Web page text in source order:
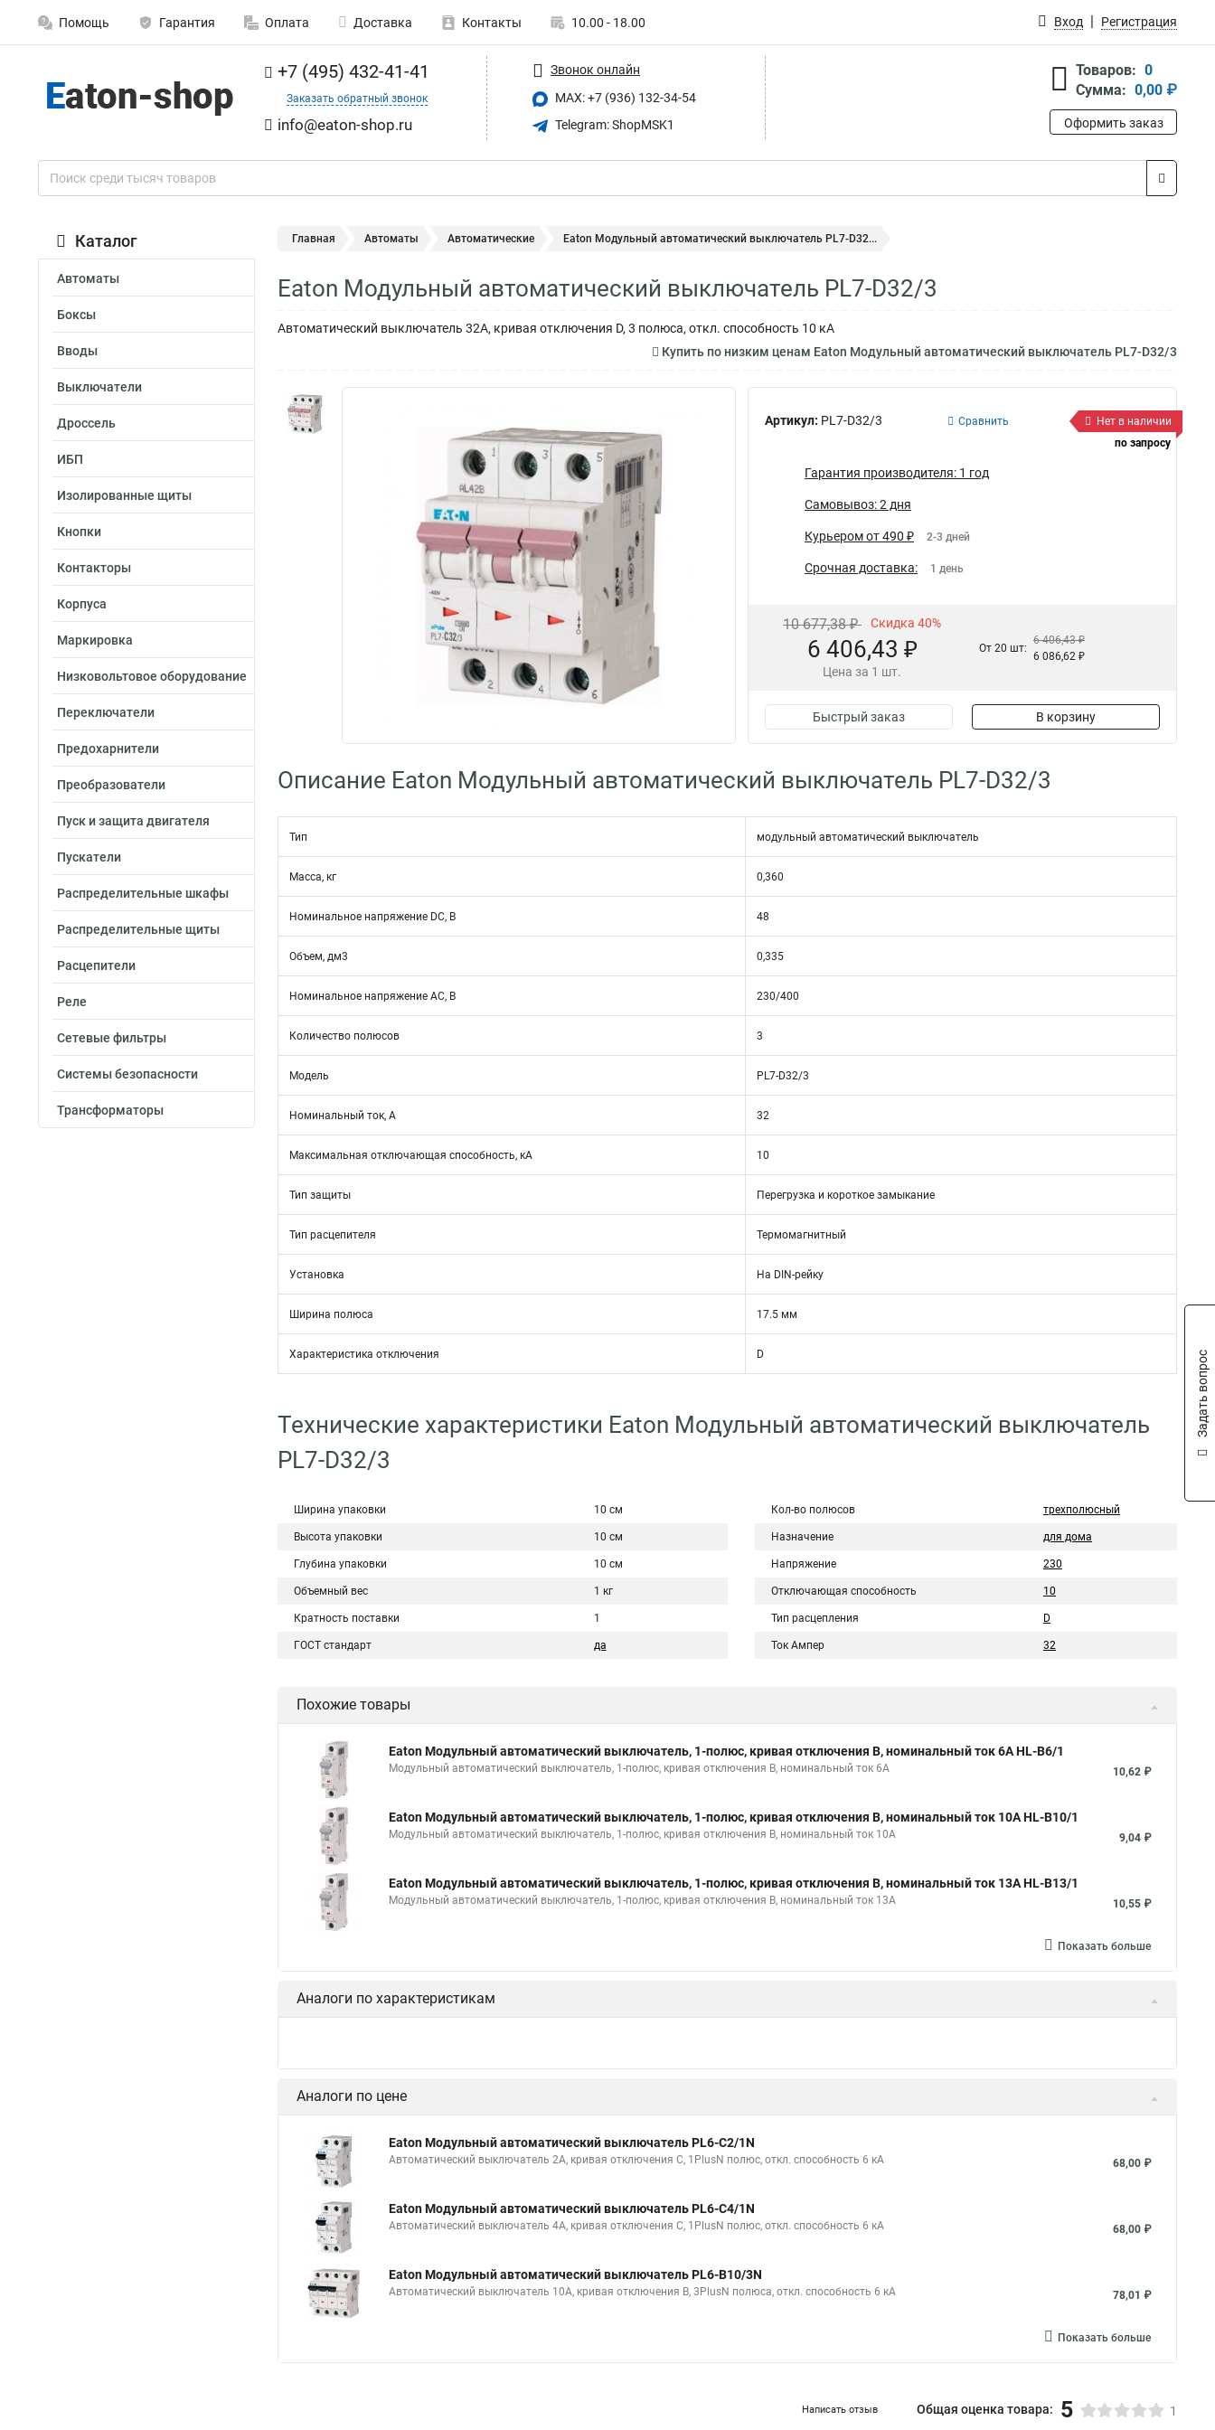
Помощь Гарантия Оплата Доставка Контакты 10.00 - 18.00 Вход Регистрация
+7 (495) 432-41-41
Заказать обратный звонок
info@eaton-shop.ru
Звонок онлайн
MAX: +7 (936) 132-34-54
Telegram: ShopMSK1
Товаров: 0
Сумма: 0,00 ₽
Оформить заказ
Каталог
Автоматы
Боксы
Вводы
Выключатели
Дроссель
ИБП
Изолированные щиты
Кнопки
Контакторы
Корпуса
Маркировка
Низковольтовое оборудование
Переключатели
Предохарнители
Преобразователи
Пуск и защита двигателя
Пускатели
Распределительные шкафы
Распределительные щиты
Расцепители
Реле
Сетевые фильтры
Системы безопасности
Трансформаторы
Главная Автоматы Автоматические Eaton Модульный автоматический выключатель PL7-D32...
Eaton Модульный автоматический выключатель PL7-D32/3
Автоматический выключатель 32А, кривая отключения D, 3 полюса, откл. способность 10 кА
Купить по низким ценам Eaton Модульный автоматический выключатель PL7-D32/3
Артикул: PL7-D32/3 Сравнить
Нет в наличии
по запросу
Гарантия производителя: 1 год
Самовывоз: 2 дня
Курьером от 490 ₽ 2-3 дней
Срочная доставка: 1 день
10 677,38 ₽ Скидка 40%
6 406,43 ₽
Цена за 1 шт.
От 20 шт:
6 406,43 ₽
6 086,62 ₽
Быстрый заказ В корзину
Описание Eaton Модульный автоматический выключатель PL7-D32/3
Тип модульный автоматический выключатель
Масса, кг 0,360
Номинальное напряжение DC, В 48
Объем, дм3 0,335
Номинальное напряжение АС, В 230/400
Количество полюсов 3
Модель PL7-D32/3
Номинальный ток, А 32
Максимальная отключающая способность, кА 10
Тип защиты Перегрузка и короткое замыкание
Тип расцепителя Термомагнитный
Установка На DIN-рейку
Ширина полюса 17.5 мм
Характеристика отключения D
Технические характеристики Eaton Модульный автоматический выключатель
PL7-D32/3
Ширина упаковки 10 см
Высота упаковки 10 см
Глубина упаковки 10 см
Объемный вес 1 кг
Кратность поставки 1
ГОСТ стандарт да
Кол-во полюсов трехполюсный
Назначение для дома
Напряжение 230
Отключающая способность 10
Тип расцепления D
Ток Ампер 32
Похожие товары
Eaton Модульный автоматический выключатель, 1-полюс, кривая отключения B, номинальный ток 6А HL-B6/1
Модульный автоматический выключатель, 1-полюс, кривая отключения B, номинальный ток 6А 10,62 ₽
Eaton Модульный автоматический выключатель, 1-полюс, кривая отключения B, номинальный ток 10А HL-B10/1
Модульный автоматический выключатель, 1-полюс, кривая отключения B, номинальный ток 10А 9,04 ₽
Eaton Модульный автоматический выключатель, 1-полюс, кривая отключения B, номинальный ток 13А HL-B13/1
Модульный автоматический выключатель, 1-полюс, кривая отключения B, номинальный ток 13А 10,55 ₽
Показать больше
Аналоги по характеристикам
Аналоги по цене
Eaton Модульный автоматический выключатель PL6-C2/1N
Автоматический выключатель 2А, кривая отключения С, 1PlusN полюс, откл. способность 6 кА 68,00 ₽
Eaton Модульный автоматический выключатель PL6-C4/1N
Автоматический выключатель 4А, кривая отключения С, 1PlusN полюс, откл. способность 6 кА 68,00 ₽
Eaton Модульный автоматический выключатель PL6-B10/3N
Автоматический выключатель 10А, кривая отключения В, 3PlusN полюса, откл. способность 6 кА 78,01 ₽
Показать больше
Написать отзыв Общая оценка товара: 5 1
Задать вопрос